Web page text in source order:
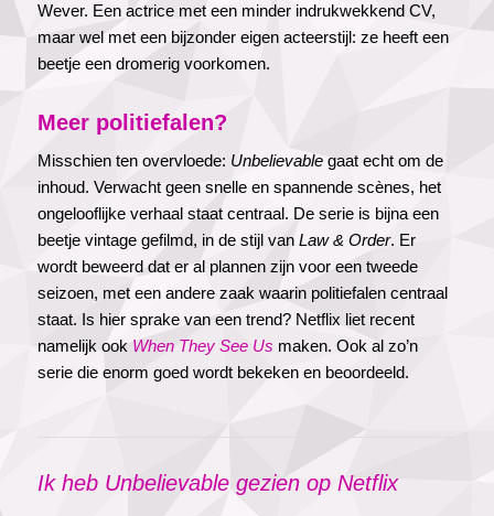
Wever. Een actrice met een minder indrukwekkend CV,
maar wel met een bijzonder eigen acteerstijl: ze heeft een
beetje een dromerig voorkomen.
Meer politiefalen?
Misschien ten overvloede: Unbelievablegaat echt om de
inhoud. Verwacht geen snelle en spannende scènes, het
ongelooflijke verhaal staat centraal. De serie is bijna een
beetje vintage gefilmd, in de stijl van Law & Order. Er
wordt beweerd dat er al plannen zijn voor een tweede
seizoen, met een andere zaak waarin politiefalen centraal
staat. Is hier sprake van een trend? Netflix liet recent
namelijk ook When They See Us maken. Ook al zo’n
serie die enorm goed wordt bekeken en beoordeeld.
Ik heb Unbelievable gezien op Netflix